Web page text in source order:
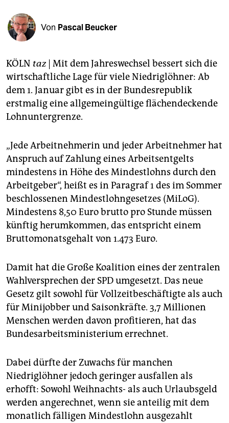
fragen & hilfe
unterstützen
genossenschaft
epaper login
Von Pascal Beucker
KÖLN taz | Mit dem Jahreswechsel bessert sich die
wirtschaftliche Lage für viele Niedriglöhner: Ab
dem 1. Januar gibt es in der Bundesrepublik
erstmalig eine allgemeingültige flächendeckende
Lohnuntergrenze.
„Jede Arbeitnehmerin und jeder Arbeitnehmer hat
Anspruch auf Zahlung eines Arbeitsentgelts
mindestens in Höhe des Mindestlohns durch den
Arbeitgeber“, heißt es in Paragraf 1 des im Sommer
beschlossenen Mindestlohngesetzes (MiLoG).
Mindestens 8,50 Euro brutto pro Stunde müssen
künftig herumkommen, das entspricht einem
Bruttomonatsgehalt von 1.473 Euro.
Damit hat die Große Koalition eines der zentralen
Wahlversprechen der SPD umgesetzt. Das neue
Gesetz gilt sowohl für Vollzeitbeschäftigte als auch
für Minijobber und Saisonkräfte. 3,7 Millionen
Menschen werden davon profitieren, hat das
Bundesarbeitsministerium errechnet.
Dabei dürfte der Zuwachs für manchen
Niedriglöhner jedoch geringer ausfallen als
erhofft: Sowohl Weihnachts- als auch Urlaubsgeld
werden angerechnet, wenn sie anteilig mit dem
monatlich fälligen Mindestlohn ausgezahlt